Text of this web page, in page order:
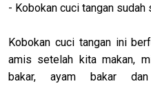
- Kobokan cuci tangan sudah
Kobokan cuci tangan ini
amis setelah kita makan,
bakar, ayam bakar